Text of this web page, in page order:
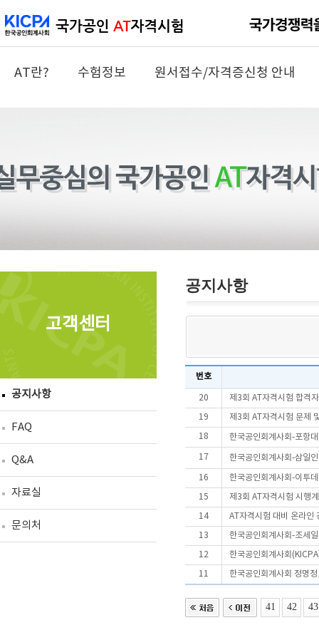
AT란? 수험정보 원서접수/자격증신청 안내
고객센터
공지사항
FAQ
Q&A
자료실
문의처
공지사항
번호
20 제3회 AT자격시험 합격
19 제3회 AT자격시험 문제
18 한국공인회계사회-포항
17 한국공인회계사회-삼일
16 한국공인회계사회-이투
15 제3회 AT자격시험 시행
14 AT자격시험 대비 온라인
13 한국공인회계사회-조세
12 한국공인회계사회
11 한국공인회계사회 정명
41 42 43